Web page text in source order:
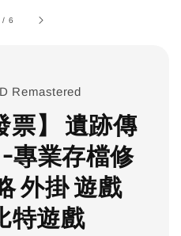
/ 6
Remastered
票】 遺跡傳
-專業存檔修
外掛 遊戲
特遊戲